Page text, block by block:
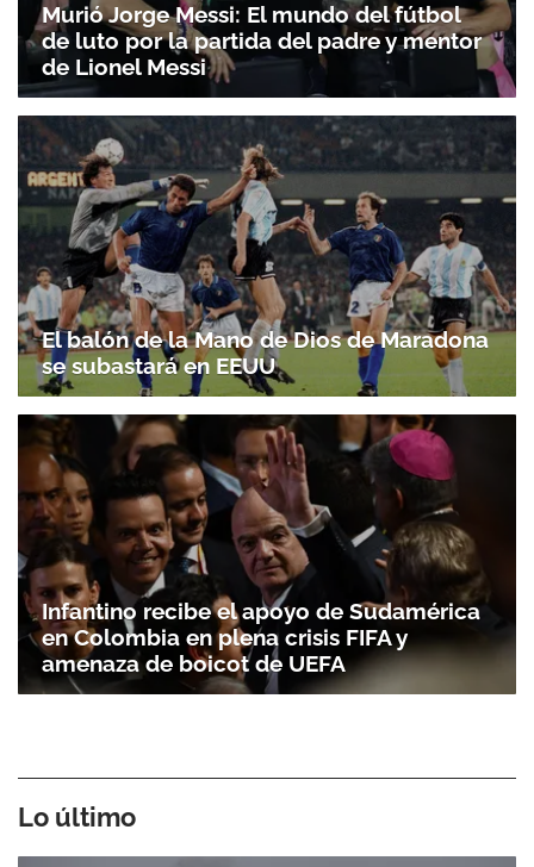
Murió Jorge Messi: El mundo del fútbol
de luto por la partida del padre y mentor
de Lionel Messi
El balón de la Mano de Dios de Maradona
se subastará en EEUU
Infantino recibe el apoyo de Sudamérica
en Colombia en plena crisis FIFA y
amenaza de boicot de UEFA
Lo último